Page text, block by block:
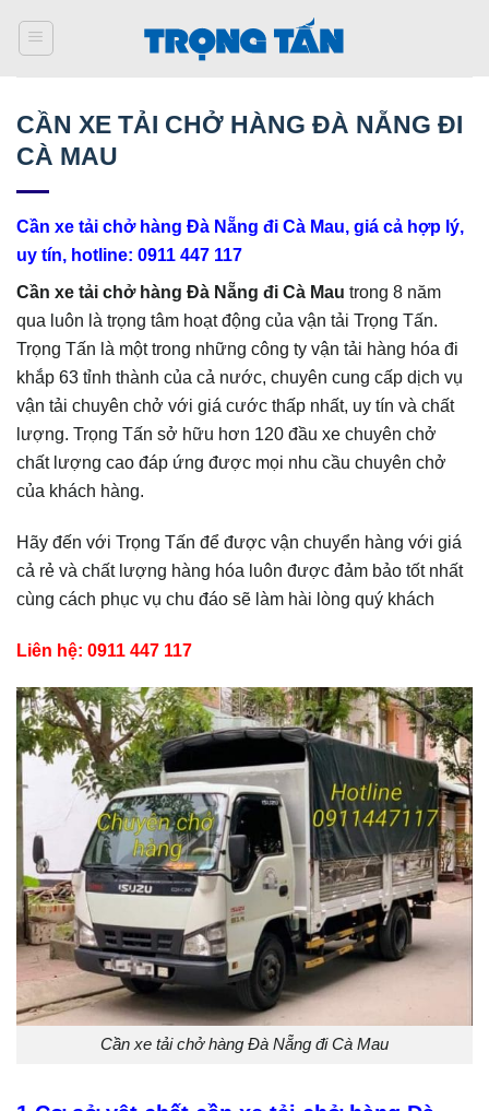
qua
CẦN XE TẢI CHỞ HÀNG ĐÀ NẴNG ĐI
CÀ MAU
Cần xe tải chở hàng Đà Nẵng đi Cà Mau, giá cả hợp lý,
uy tín, hotline: 0911 447 117
Cần xe tải chở hàng Đà Nẵng đi Cà Mau trong 8 năm
qua luôn là trọng tâm hoạt động của vận tải Trọng Tấn.
Trọng Tấn là một trong những công ty vận tải hàng hóa đi
khắp 63 tỉnh thành của cả nước, chuyên cung cấp dịch vụ
vận tải chuyên chở với giá cước thấp nhất, uy tín và chất
lượng. Trọng Tấn sở hữu hơn 120 đầu xe chuyên chở
chất lượng cao đáp ứng được mọi nhu cầu chuyên chở
của khách hàng.
Hãy đến với Trọng Tấn để được vận chuyển hàng với giá
cả rẻ và chất lượng hàng hóa luôn được đảm bảo tốt nhất
cùng cách phục vụ chu đáo sẽ làm hài lòng quý khách
Liên hệ: 0911 447 117
Cần xe tải chở hàng Đà Nẵng đi Cà Mau